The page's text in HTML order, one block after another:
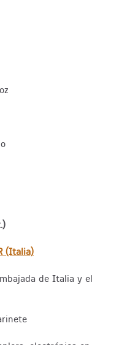
(Italia)
de Italia y el